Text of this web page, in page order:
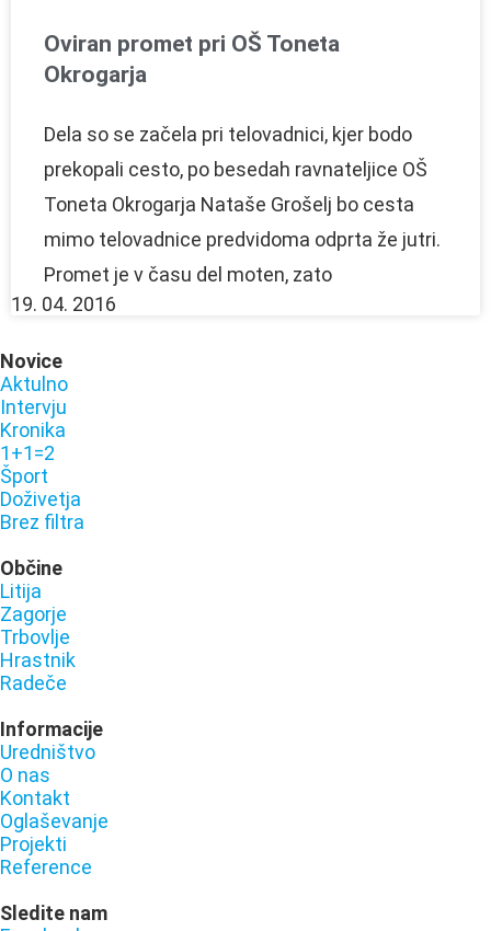
Oviran promet pri OŠ Toneta
Okrogarja
Dela so se začela pri telovadnici, kjer bodo
prekopali cesto, po besedah ravnateljice OŠ
Toneta Okrogarja Nataše Grošelj bo cesta
mimo telovadnice predvidoma odprta že jutri.
Promet je v času del moten, zato
19. 04. 2016
Novice
Aktulno
Intervju
Kronika
1+1=2
Šport
Doživetja
Brez filtra
Občine
Litija
Zagorje
Trbovlje
Hrastnik
Radeče
Informacije
Uredništvo
O nas
Kontakt
Oglaševanje
Projekti
Reference
Sledite nam